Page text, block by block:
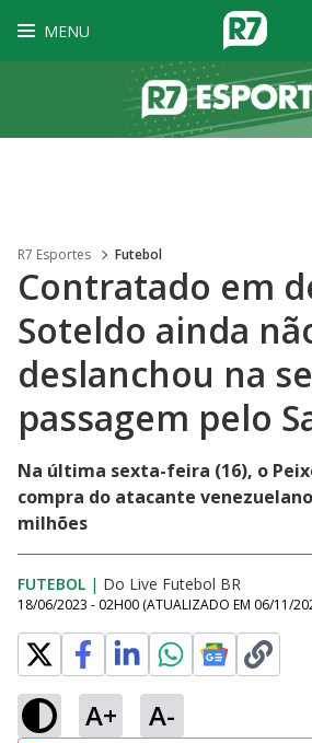
MENU
R7 Esportes Futebol
Contratado em
Soteldo ainda
deslanchou na
passagem pelo
Na última sexta-feira (16), o
compra do atacante
milhões
FUTEBOL | Do Live Futebol BR
18/06/2023 - 02H00 (ATUALIZADO EM 06/11/
A+ A-